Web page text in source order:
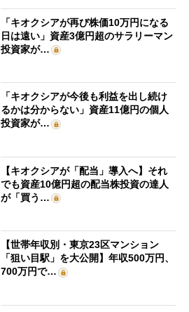
「キオクシアが再び株価10万円になる
日は遠い」資産3億円超のサラリーマン
投資家が…
「キオクシアが今後も利益を出し続け
るかは分からない」資産11億円の個人
投資家が…
【キオクシアが「配当」導入へ】それ
でも資産10億円超の配当株投資の達人
が「買う…
【世帯年収別・東京23区マンション
「狙い目駅」を大公開】年収500万円、
700万円で…